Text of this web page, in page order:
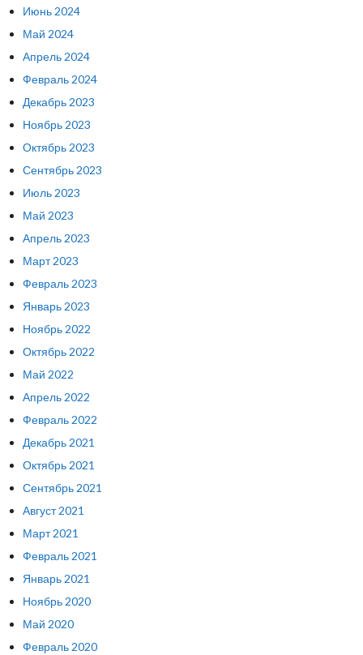
Июнь 2024
Май 2024
Апрель 2024
Февраль 2024
Декабрь 2023
Ноябрь 2023
Октябрь 2023
Сентябрь 2023
Июль 2023
Май 2023
Апрель 2023
Март 2023
Февраль 2023
Январь 2023
Ноябрь 2022
Октябрь 2022
Май 2022
Апрель 2022
Февраль 2022
Декабрь 2021
Октябрь 2021
Сентябрь 2021
Август 2021
Март 2021
Февраль 2021
Январь 2021
Ноябрь 2020
Май 2020
Февраль 2020